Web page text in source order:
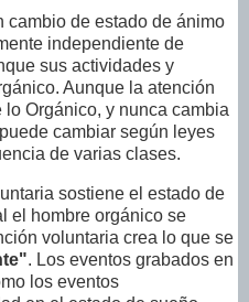
cambio de estado de ánimo
independiente de
sus actividades y
Aunque la atención
Orgánico, y nunca cambia
cambiar según leyes
de varias clases.
sostiene el estado de
el hombre orgánico se
voluntaria crea lo que se
. Los eventos grabados en
los eventos